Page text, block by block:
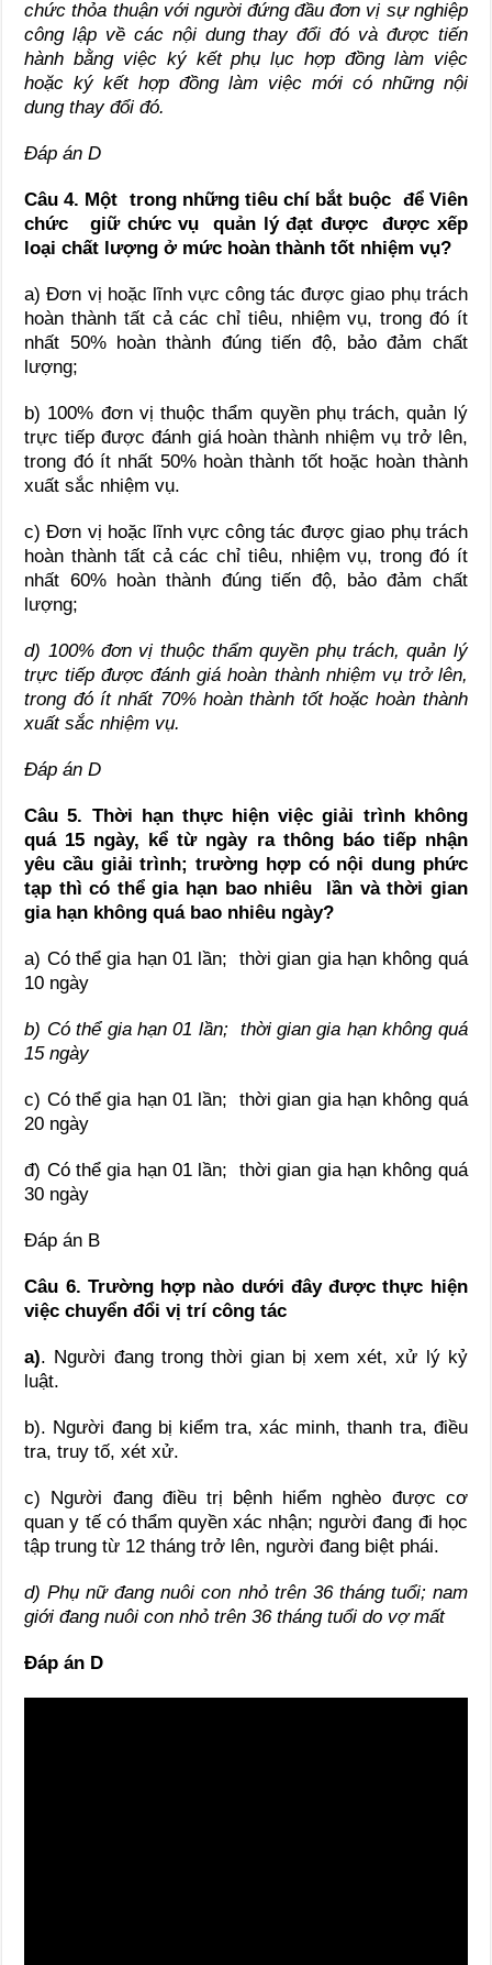
chức thỏa thuận với người đứng đầu đơn vị sự nghiệp
công lập về các nội dung thay đổi đó và được tiến
hành bằng việc ký kết phụ lục hợp đồng làm việc
hoặc ký kết hợp đồng làm việc mới có những nội
dung thay đổi đó.
Đáp án D
Câu 4. Một trong những tiêu chí bắt buộc để Viên
chức giữ chức vụ quản lý đạt được được xếp
loại chất lượng ở mức hoàn thành tốt nhiệm vụ?
a) Đơn vị hoặc lĩnh vực công tác được giao phụ trách
hoàn thành tất cả các chỉ tiêu, nhiệm vụ, trong đó ít
nhất 50% hoàn thành đúng tiến độ, bảo đảm chất
lượng;
b) 100% đơn vị thuộc thẩm quyền phụ trách, quản lý
trực tiếp được đánh giá hoàn thành nhiệm vụ trở lên,
trong đó ít nhất 50% hoàn thành tốt hoặc hoàn thành
xuất sắc nhiệm vụ.
c) Đơn vị hoặc lĩnh vực công tác được giao phụ trách
hoàn thành tất cả các chỉ tiêu, nhiệm vụ, trong đó ít
nhất 60% hoàn thành đúng tiến độ, bảo đảm chất
lượng;
d) 100% đơn vị thuộc thẩm quyền phụ trách, quản lý
trực tiếp được đánh giá hoàn thành nhiệm vụ trở lên,
trong đó ít nhất 70% hoàn thành tốt hoặc hoàn thành
xuất sắc nhiệm vụ.
Đáp án D
Câu 5. Thời hạn thực hiện việc giải trình không
quá 15 ngày, kể từ ngày ra thông báo tiếp nhận
yêu cầu giải trình; trường hợp có nội dung phức
tạp thì có thể gia hạn bao nhiêu lần và thời gian
gia hạn không quá bao nhiêu ngày?
a) Có thể gia hạn 01 lần; thời gian gia hạn không quá
10 ngày
b) Có thể gia hạn 01 lần; thời gian gia hạn không quá
15ngày
c) Có thể gia hạn 01 lần; thời gian gia hạn không quá
20 ngày
đ) Có thể gia hạn 01 lần; thời gian gia hạn không quá
30 ngày
Đáp án B
Câu 6. Trường hợp nào dưới đây được thực hiện
việc chuyển đổi vị trí công tác
a). Người đang trong thời gian bị xem xét, xử lý kỷ
luật.
b). Người đang bị kiểm tra, xác minh, thanh tra, điều
tra, truy tố, xét xử.
c) Người đang điều trị bệnh hiểm nghèo được cơ
quan y tế có thẩm quyền xác nhận; người đang đi học
tập trung từ 12 tháng trở lên, người đang biệt phái.
d) Phụ nữ đang nuôi con nhỏ trên 36 tháng tuổi; nam
giới đang nuôi con nhỏtrên 36 tháng tuổi do vợ mất
Đáp án D